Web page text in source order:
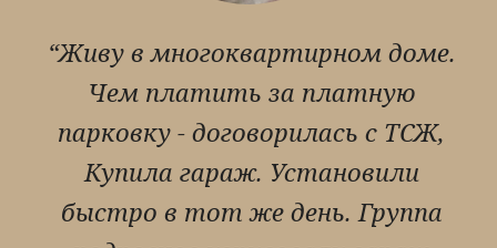
“Живу в многоквартирном доме.
Чем платить за платную
парковку - договорилась с ТСЖ,
Купила гараж. Установили
быстро в тот же день. Группа